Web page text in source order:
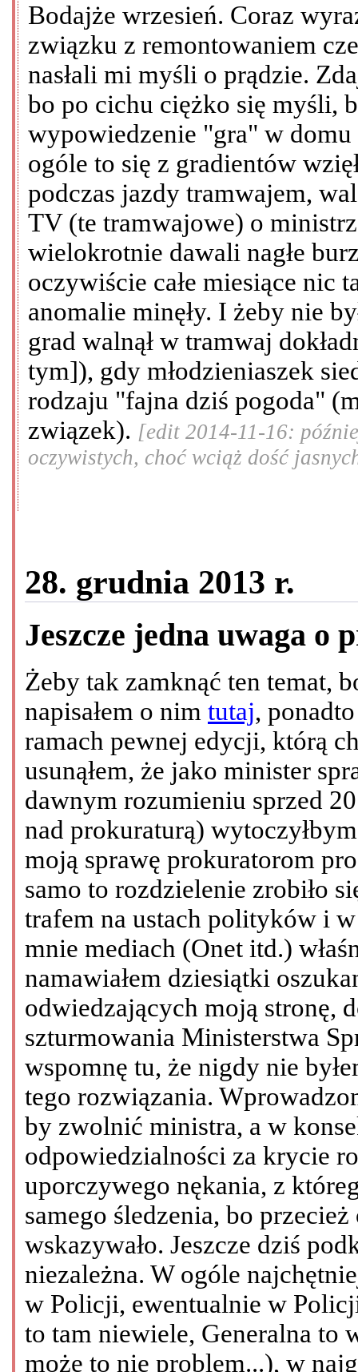
Bodajże wrzesień. Coraz
związku z remontowaniem
nasłali mi myśli o prądzie.
bo po cichu ciężko się myśli,
wypowiedzenie "gra" w
ogóle to się z gradientów
podczas jazdy tramwajem,
TV (te tramwajowe) o
wielokrotnie dawali nagłe
oczywiście całe miesiące nic
anomalie minęły. I żeby nie
grad walnął w tramwaj
tym]), gdy młodzieniaszek
rodzaju "fajna dziś pogoda"
związek). [edit 2014-11-16:
oczywistych, choć wciąż dość
28. grudnia 2013 r.
Jeszcze jedna uwaga o
Żeby tak zamknąć ten temat,
napisałem o nim tutaj,
ramach pewnej edycji, którą
usunąłem, że jako minister
dawnym rozumieniu sprzed
nad prokuraturą)
moją sprawę prokuratorom
samo to rozdzielenie zrobiło
trafem na ustach polityków i
mnie mediach (Onet itd.)
namawiałem dziesiątki
odwiedzających moją stronę,
szturmowania Ministerstwa
wspomnę tu, że nigdy nie
tego rozwiązania.
by zwolnić ministra, a w
odpowiedzialności za krycie
uporczywego nękania, z
samego śledzenia, bo
wskazywało. Jeszcze dziś
niezależna. W ogóle
w Policji, ewentualnie w
to tam niewiele, Generalna to
może to nie problem...), w